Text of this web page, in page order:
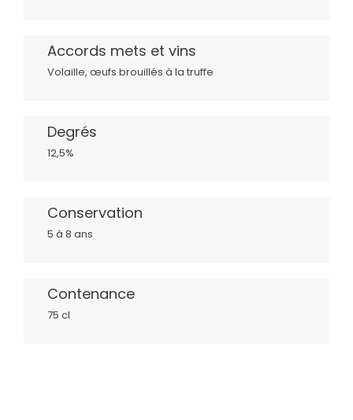
Accords mets et vins
Volaille, œufs brouillés à la truffe
Degrés
12,5%
Conservation
5 à 8 ans
Contenance
75 cl